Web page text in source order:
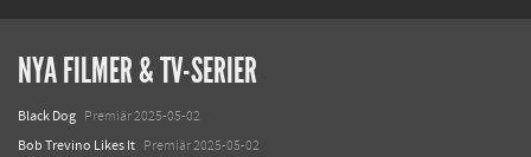
NYA FILMER & TV-SERIER
Black Dog Premiär 2025-05-02
Bob Trevino Likes It Premiär 2025-05-02